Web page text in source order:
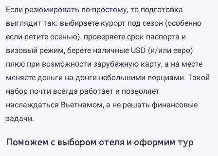
Если резюмировать по-простому, то подготовка
выглядит так: выбираете курорт под сезон (особенно
если летите осенью), проверяете срок паспорта и
визовый режим, берёте наличные USD (и/или евро)
плюс при возможности зарубежную карту, а на месте
меняете деньги на донги небольшими порциями. Такой
набор почти всегда работает и позволяет
наслаждаться Вьетнамом, а не решать финансовые
задачи.
Поможем с выбором отеля и оформим тур